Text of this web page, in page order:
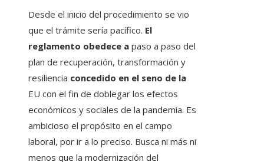
Desde el inicio del procedimiento se vio
que el trámite sería pacífico. El
reglamento obedece a paso a paso del
plan de recuperación, transformación y
resiliencia concedido en el seno de la
EU con el fin de doblegar los efectos
económicos y sociales de la pandemia. Es
ambicioso el propósito en el campo
laboral, por ir a lo preciso. Busca ni más ni
menos que la modernización del